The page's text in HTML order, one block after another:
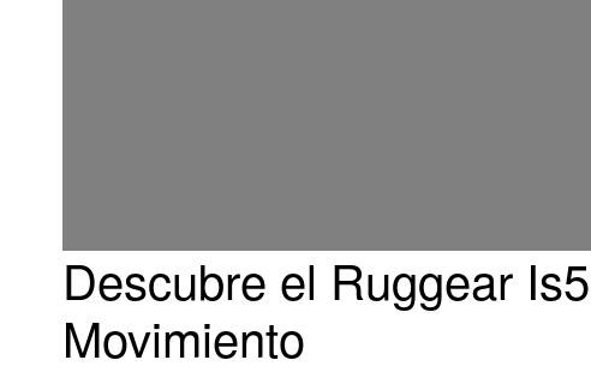
Descubre el Ruggear
Movimiento